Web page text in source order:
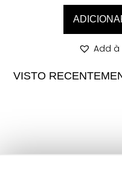
Add à
VISTO